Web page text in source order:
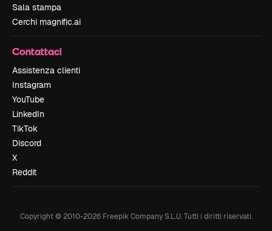
Sala stampa
Cerchi magnific.ai
Contattaci
Assistenza clienti
Instagram
YouTube
LinkedIn
TikTok
Discord
X
Reddit
Copyright © 2010-2026Freepik Company S.L.U. Tutti i diritti riservati.